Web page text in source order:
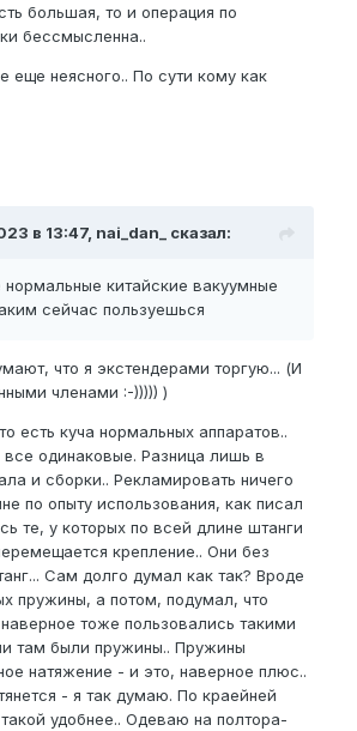
большая, то и операция по
бессмысленна..
еще неясного.. По сути кому как
в 13:47, nai_dan_ сказал:
китайские вакуумные
сейчас пользуешься
что я экстендерами торгую... (И
членами :-))))) )
есть куча нормальных аппаратов..
одинаковые. Разница лишь в
и сборки.. Рекламировать ничего
по опыту использования, как писал
те, у которых по всей длине штанги
крепление.. Они без
Сам долго думал как так? Вроде
пружины, а потом, подумал, что
тоже пользовались такими
там были пружины.. Пружины
натяжение - и это, наверное плюс..
- я так думаю. По краейней
удобнее.. Одеваю на полтора-